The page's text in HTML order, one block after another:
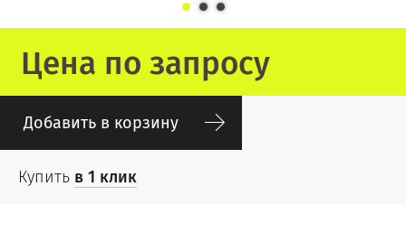
Цена по запросу
Добавить в корзину
Купить в 1 клик